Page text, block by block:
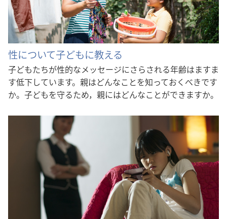
性について子どもに教える
子どもたちが性的なメッセージにさらされる年齢はますま
す低下しています。親はどんなことを知っておくべきです
か。子どもを守るため，親にはどんなことができますか。